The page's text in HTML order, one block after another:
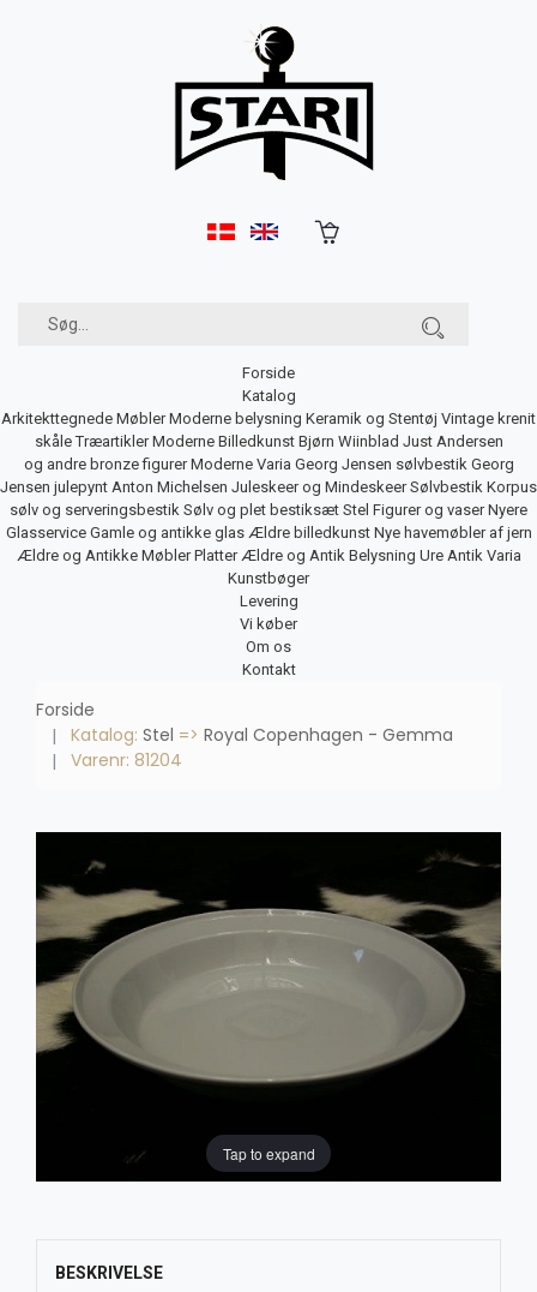
Forside
Katalog
Arkitekttegnede Møbler Moderne belysning Keramik og Stentøj Vintage krenit
skåle Træartikler Moderne Billedkunst Bjørn Wiinblad Just Andersen
og andre bronze figurer Moderne Varia Georg Jensen sølvbestik Georg
Jensen julepynt Anton Michelsen Juleskeer og Mindeskeer Sølvbestik Korpus
sølv og serveringsbestik Sølv og plet bestiksæt Stel Figurer og vaser Nyere
Glasservice Gamle og antikke glas Ældre billedkunst Nye havemøbler af jern
Ældre og Antikke Møbler Platter Ældre og Antik Belysning Ure Antik Varia
Kunstbøger
Levering
Vi køber
Om os
Kontakt
Forside
Katalog: Stel => Royal Copenhagen - Gemma
Varenr: 81204
Tap to expand
BESKRIVELSE